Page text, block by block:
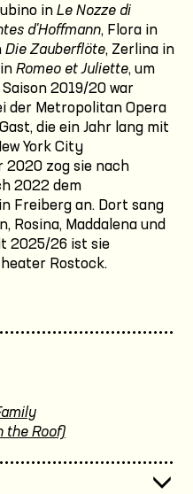
in Le Nozze di
d'Hoffmann, Flora in
Die Zauberflöte, Zerlina in
Romeo et Juliette, um
2019/20 war
der Metropolitan Opera
die ein Jahr lang mit
York City
2020 zog sie nach
2022 dem
Freiberg an. Dort sang
Rosina, Maddalena und
2025/26 ist sie
Rostock.
the Roof)